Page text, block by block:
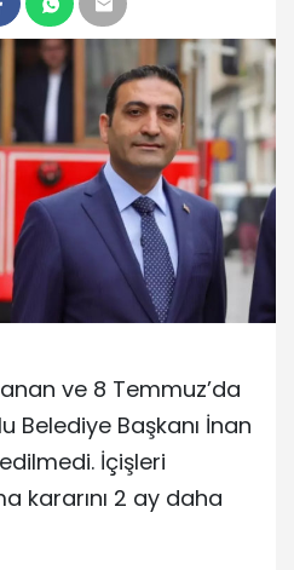
ve 8 Temmuz’da
Belediye Başkanı İnan
İçişleri
kararını 2 ay daha